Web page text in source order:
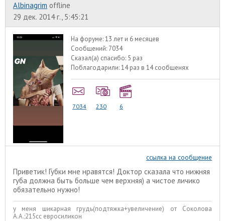
Albinagrim offline
29 дек. 2014 г., 5:45:21
На форуме:13 лет и 6 месяцев
Сообщений: 7034
Сказал(а) спасибо: 5 раз
Поблагодарили:14 раз в 14 сообщенях
7034 230 6
ссылка на сообщение
Приветик! Губки мне нравятся! Доктор сказала что нижняя
губа должна быть больше чем верхняя) а чистое личико
обязательно нужно!
у меня шикарная грудь(подтяжка+увеличение) от Соколова
А.А.;215сс евросиликон